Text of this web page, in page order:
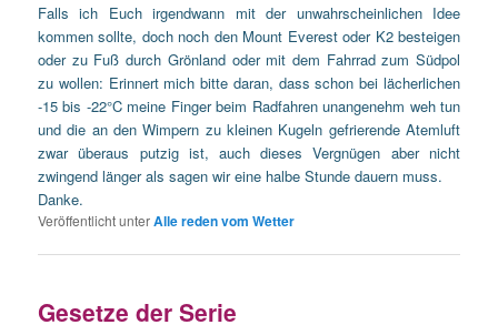
Falls ich Euch irgendwann mit der unwahrscheinlichen Idee
kommen sollte, doch noch den Mount Everest oder K2 besteigen
oder zu Fuß durch Grönland oder mit dem Fahrrad zum Südpol
zu wollen: Erinnert mich bitte daran, dass schon bei lächerlichen
-15 bis -22°C meine Finger beim Radfahren unangenehm weh tun
und die an den Wimpern zu kleinen Kugeln gefrierende Atemluft
zwar überaus putzig ist, auch dieses Vergnügen aber nicht
zwingend länger als sagen wir eine halbe Stunde dauern muss.
Danke.
Veröffentlicht unterAlle reden vom Wetter
Gesetze der Serie